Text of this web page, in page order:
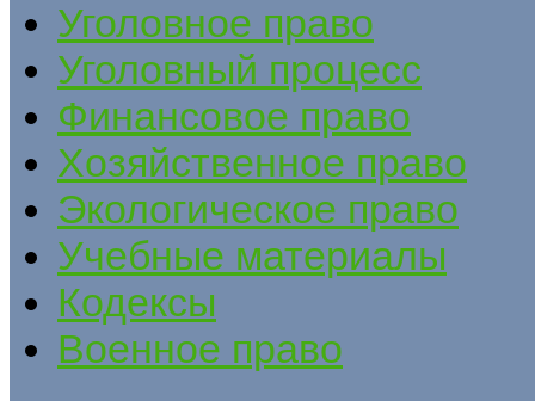
Уголовное право
Уголовный процесс
Финансовое право
Хозяйственное право
Экологическое право
Учебные материалы
Кодексы
Военное право